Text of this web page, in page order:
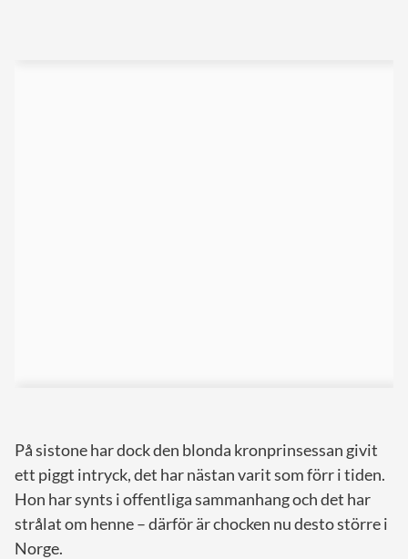
På sistone har dock den blonda kronprinsessan givit
ett piggt intryck, det har nästan varit som förr i tiden.
Hon har synts i offentliga sammanhang och det har
strålat om henne – därför är chocken nu desto större i
Norge.